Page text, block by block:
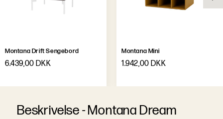
Montana Drift Sengebord
6.439,00 DKK
Montana Mini
1.942,00 DKK
Beskrivelse-Montana Dream